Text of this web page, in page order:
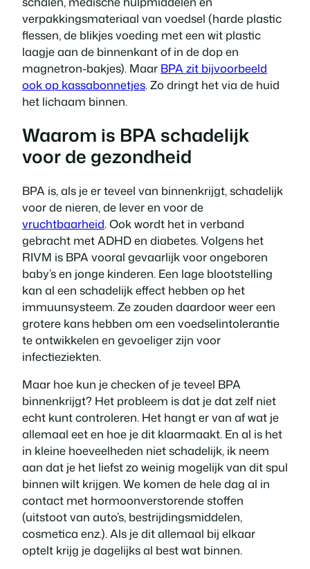
verpakkingsmateriaal van voedsel (harde plastic
flessen, de blikjes voeding met een wit plastic
laagje aan de binnenkant of in de dop en
magnetron-bakjes). Maar BPA zit bijvoorbeeld
ook op kassabonnetjes. Zo dringt het via de huid
het lichaam binnen.
Waarom is BPA schadelijk
voor de gezondheid
BPA is, als je er teveel van binnenkrijgt, schadelijk
voor de nieren, de lever en voor de
vruchtbaarheid. Ook wordt het in verband
gebracht met ADHD en diabetes. Volgens het
RIVM is BPA vooral gevaarlijk voor ongeboren
baby’s en jonge kinderen. Een lage blootstelling
kan al een schadelijk effect hebben op het
immuunsysteem. Ze zouden daardoor weer een
grotere kans hebben om een voedselintolerantie
te ontwikkelen en gevoeliger zijn voor
infectieziekten.
Maar hoe kun je checken of je teveel BPA
binnenkrijgt? Het probleem is dat je dat zelf niet
echt kunt controleren. Het hangt er van af wat je
allemaal eet en hoe je dit klaarmaakt. En al is het
in kleine hoeveelheden niet schadelijk, ik neem
aan dat je het liefst zo weinig mogelijk van dit spul
binnen wilt krijgen. We komen de hele dag al in
contact met hormoonverstorende stoffen
(uitstoot van auto’s, bestrijdingsmiddelen,
cosmetica enz.). Als je dit allemaal bij elkaar
optelt krijg je dagelijks al best wat binnen.